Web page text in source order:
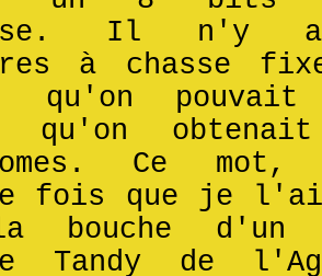
Il n'y
à chasse
qu'on pouvait
qu'on
Ce mot,
fois que je
bouche d'un
Tandy de